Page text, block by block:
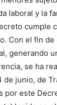
laboral y la
Con el fin
generando
se ha
de junio, de
por este